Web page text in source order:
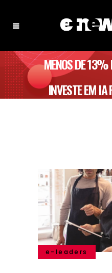
MENOS DE 13%
INVESTE EM IA
e-leaders